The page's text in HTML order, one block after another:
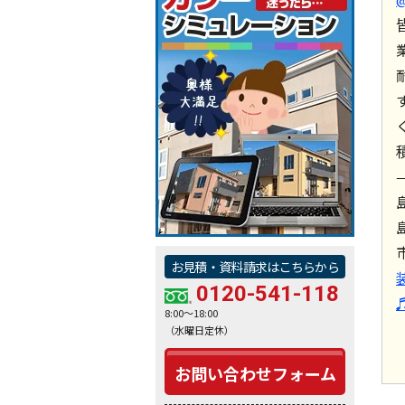
お見積・資料請求はこちらから
0120-541-118
8:00～18:00
（水曜日定休）
お問い合わせフォーム